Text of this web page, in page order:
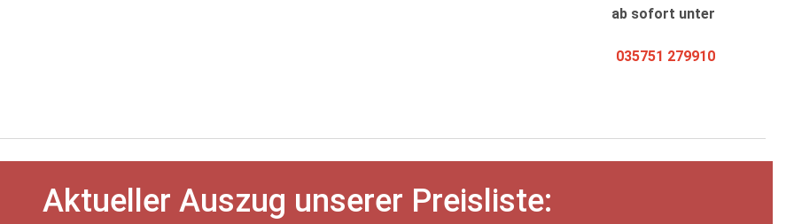
ab sofort unter
035751 279910
Aktueller Auszug unserer Preisliste: